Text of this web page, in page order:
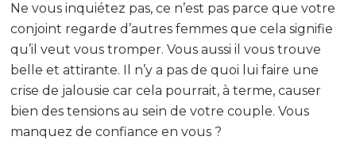
Ne vous inquiétez pas, ce n’est pas parce que votre
conjoint regarde d’autres femmes que cela signifie
qu’il veut vous tromper. Vous aussi il vous trouve
belle et attirante. Il n’y a pas de quoi lui faire une
crise de jalousie car cela pourrait, à terme, causer
bien des tensions au sein de votre couple. Vous
manquez de confiance en vous ?